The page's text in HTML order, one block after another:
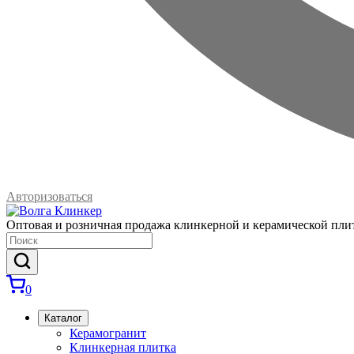
Авторизоваться
Оптовая и розничная продажа клинкерной и керамической
0
Каталог
Керамогранит
Клинкерная плитка